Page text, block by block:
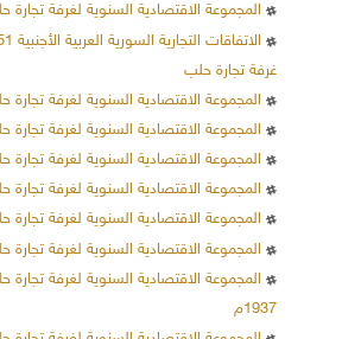
المجموعة الاقتصادية السنوية لغرفة تجارة حلب
غرفة تجارة حلب
المجموعة الاقتصادية السنوية لغرفة تجارة حلب عامي
المجموعة الاقتصادية السنوية لغرفة تجارة حلب
المجموعة الاقتصادية السنوية لغرفة تجارة حلب
المجموعة الاقتصادية السنوية لغرفة تجارة حلب
المجموعة الاقتصادية السنوية لغرفة تجارة حلب
المجموعة الاقتصادية السنوية لغرفة تجارة حلب عامي
1937م